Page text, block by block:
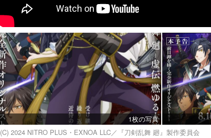
1枚の写真
(C) 2024 NITRO PLUS・EXNOA LLC／『刀剣乱舞 廻』製作委員会